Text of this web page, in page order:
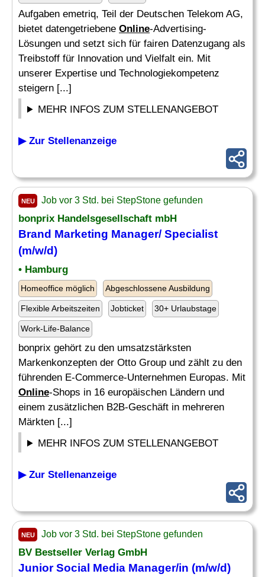
Aufgaben emetriq, Teil der Deutschen Telekom AG,
bietet datengetriebene Online-Advertising-
Lösungen und setzt sich für fairen Datenzugang als
Treibstoff für Innovation und Vielfalt ein. Mit
unserer Expertise und Technologiekompetenz
steigern [...]
MEHR INFOS ZUM STELLENANGEBOT
▶ Zur Stellenanzeige
NEU Job vor 3 Std. bei StepStone gefunden
bonprix Handelsgesellschaft mbH
Brand Marketing Manager/ Specialist
(m/w/d)
• Hamburg
Homeoffice möglich Abgeschlossene Ausbildung
Flexible Arbeitszeiten Jobticket 30+ Urlaubstage
Work-Life-Balance
bonprix gehört zu den umsatzstärksten
Markenkonzepten der Otto Group und zählt zu den
führenden E-Commerce-Unternehmen Europas. Mit
Online-Shops in 16 europäischen Ländern und
einem zusätzlichen B2B-Geschäft in mehreren
Märkten [...]
MEHR INFOS ZUM STELLENANGEBOT
▶ Zur Stellenanzeige
NEU Job vor 3 Std. bei StepStone gefunden
BV Bestseller Verlag GmbH
JuniorSocial Media Manager/in (m/w/d)